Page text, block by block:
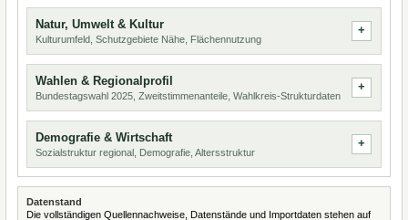
Natur, Umwelt & Kultur
Kulturumfeld, Schutzgebiete Nähe, Flächennutzung
Wahlen & Regionalprofil
Bundestagswahl 2025, Zweitstimmenanteile, Wahlkreis-Strukturdaten
Demografie & Wirtschaft
Sozialstruktur regional, Demografie, Altersstruktur
Datenstand
Die vollständigen Quellennachweise, Datenstände und Importdaten stehen auf